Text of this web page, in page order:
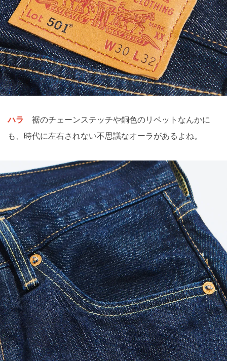
ハラ
裾のチェーンステッチや銅色のリベットなんかに
も、時代に左右されない不思議なオーラがあるよね。